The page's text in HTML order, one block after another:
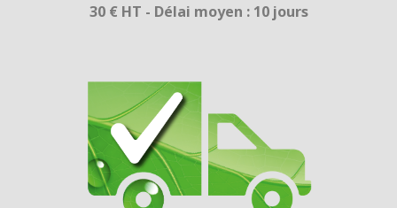
30 € HT - Délai moyen : 10 jours